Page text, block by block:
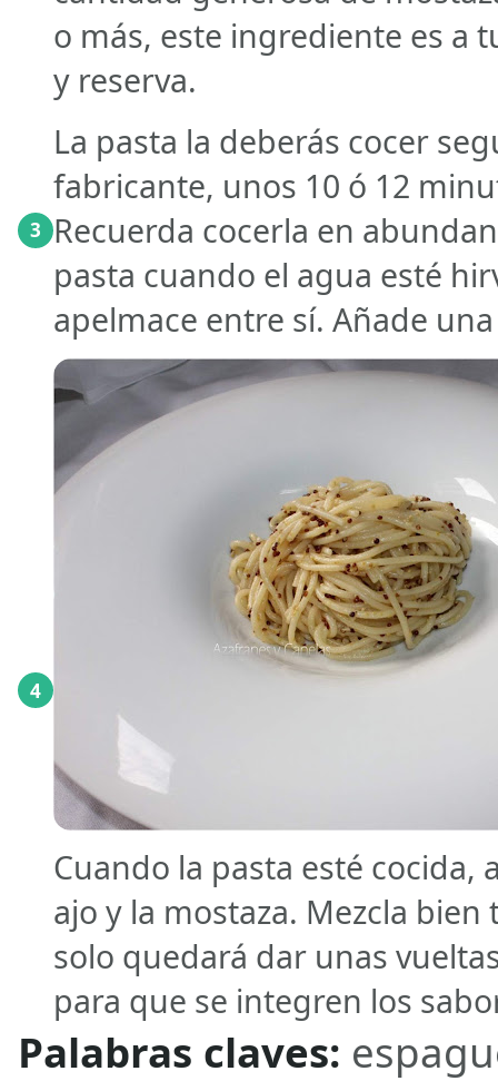
o más, este ingrediente es a
y reserva.
3
La pasta la deberás cocer
fabricante, unos 10 ó 12
Recuerda cocerla en
pasta cuando el agua esté
apelmace entre sí. Añade
4
Cuando la pasta esté cocida,
ajo y la mostaza. Mezcla
solo quedará dar unas
para que se integren los
Palabras claves: